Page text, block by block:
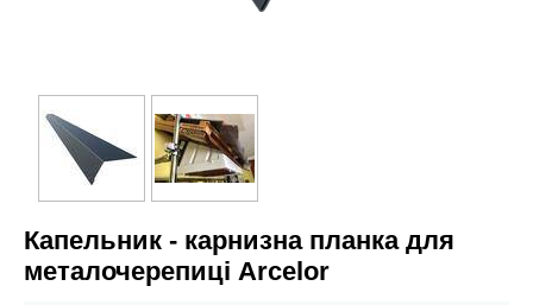
Капельник - карнизна планка для
металочерепиці Arcelor